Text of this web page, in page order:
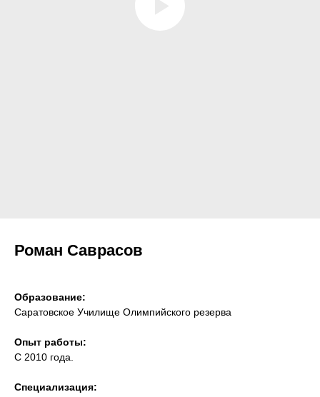
Роман Саврасов
Образование:
Саратовское Училище Олимпийского резерва
Опыт работы:
С 2010 года.
Специализация: